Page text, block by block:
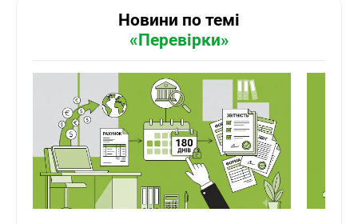
Новини по темі
«Перевірки»